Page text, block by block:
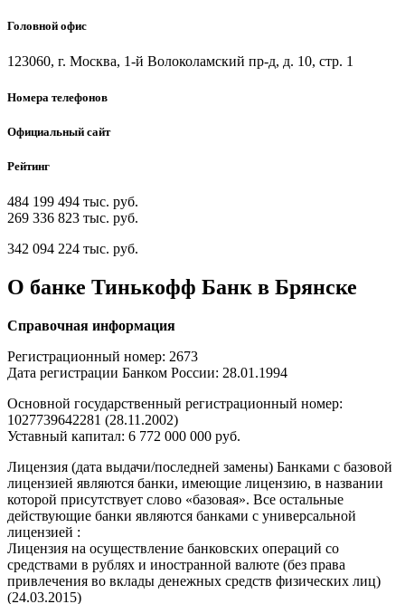
Головной офис
123060, г. Москва, 1-й Волоколамский пр-д, д. 10, стр. 1
Номера телефонов
Официальный сайт
Рейтинг
484 199 494 тыс. руб.
269 336 823 тыс. руб.
342 094 224 тыс. руб.
О банке Тинькофф Банк в Брянске
Справочная информация
Регистрационный номер: 2673
Дата регистрации Банком России: 28.01.1994
Основной государственный регистрационный номер:
1027739642281 (28.11.2002)
Уставный капитал: 6 772 000 000 руб.
Лицензия (дата выдачи/последней замены) Банками с базовой
лицензией являются банки, имеющие лицензию, в названии
которой присутствует слово «базовая». Все остальные
действующие банки являются банками с универсальной
лицензией :
Лицензия на осуществление банковских операций со
средствами в рублях и иностранной валюте (без права
привлечения во вклады денежных средств физических лиц)
(24.03.2015)